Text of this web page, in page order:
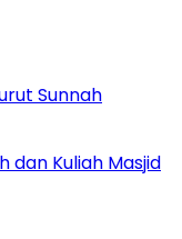
Sunnah
dan Kuliah Masjid